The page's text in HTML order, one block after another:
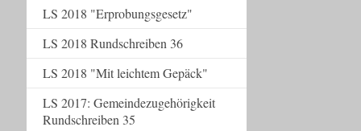
LS 2018 "Erprobungsgesetz"
LS 2018 Rundschreiben 36
LS 2018 "Mit leichtem Gepäck"
LS 2017: Gemeindezugehörigkeit
Rundschreiben 35